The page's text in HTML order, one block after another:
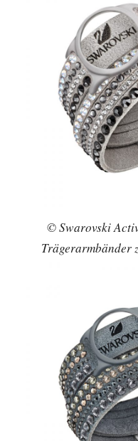
© Swarovski
Trägerarmbänder